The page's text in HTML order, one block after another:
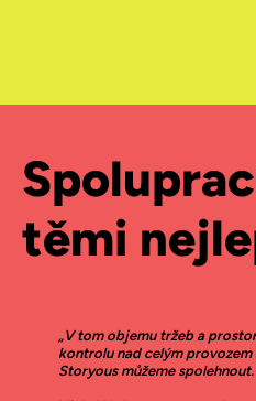
těmi
„V tom objemu tržeb a
kontrolu nad celým provozem
Storyous můžeme